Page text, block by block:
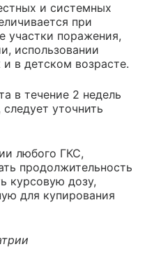
и системных
при
участки поражения,
использовании
в детском возрасте.
в течение 2 недель
уточнить
любого ГКС,
продолжительность
курсовую дозу,
для купирования